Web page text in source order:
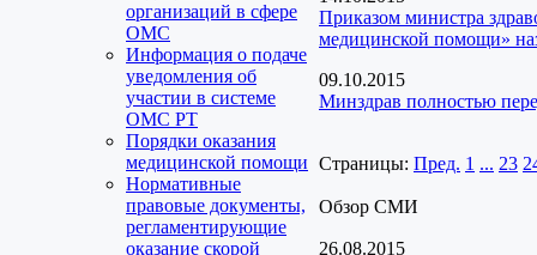
организаций в сфере
ОМС
Информация о подаче
уведомления об
участии в системе
ОМС РТ
Порядки оказания
медицинской помощи
Нормативные
правовые документы,
регламентирующие
оказание скорой
Приказом министра
медицинской помощи»
09.10.2015
Минздрав полностью
Страницы: Пред. 1 ... 23
Обзор СМИ
26.08.2015